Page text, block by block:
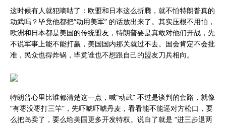
这时候有人就犯嘀咕了：欧盟和日本这么折腾，就不怕特朗普真的
动武吗？毕竟他都把“动用美军” 的话放出来了。其实压根不用怕，
欧洲和日本都是美国的传统盟友，特朗普要是真敢对他们开战，先
不说军事上能不能打赢，美国国内那关就过不去。国会肯定不会批
准，民众也得炸锅，毕竟谁也不想跟自己的盟友刀兵相向。
特朗普心里比谁都清楚这一点，喊“动武” 不过是谈判的套路，就像
“有枣没枣打三竿”，先吓唬吓唬丹麦，看看能不能逼对方松口，要
么把岛卖了，要么给美国更多开发特权。说白了就是 “进三步退两